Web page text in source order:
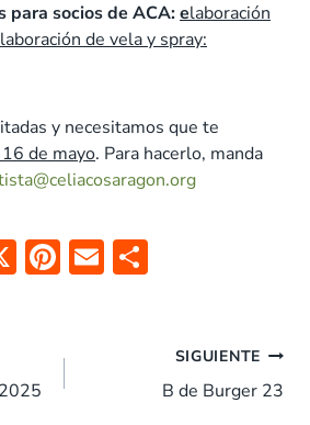
para socios de ACA:elaboración
de vela y spray:
y necesitamos que te
de mayo. Para hacerlo, manda
X Pi
es
t
E
ar
SIGUIENTE
B de Burger 23